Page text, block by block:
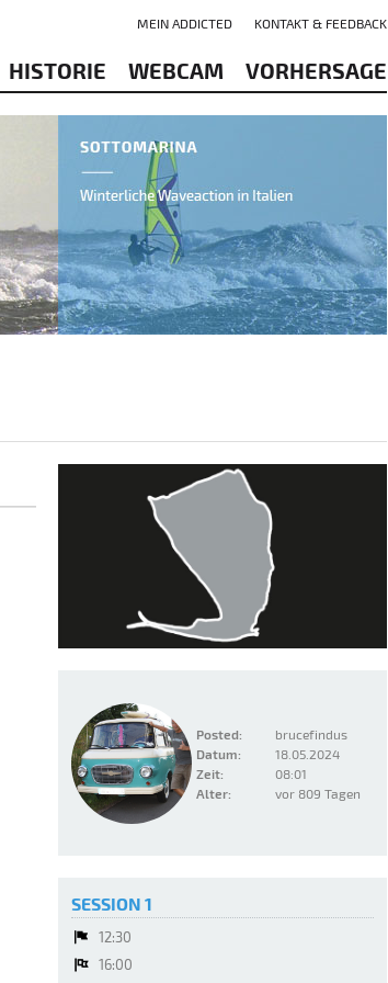
HISTORIE WEBCAM VORHERSAGE
MEIN ADDICTED KONTAKT & FEEDBACK
Raßnitzer See
Posted:
brucefindus
Datum:
18.05.2024
Zeit:
08:01
Alter:
vor 809 Tagen
SESSION 1
12:30
16:00